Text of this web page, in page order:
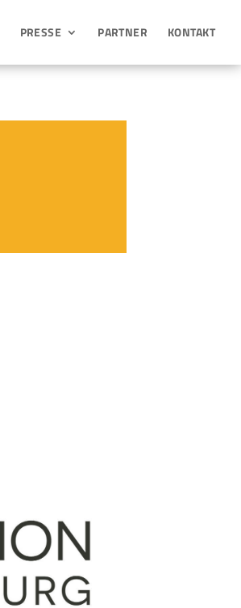
PRESSE PARTNER KONTAKT